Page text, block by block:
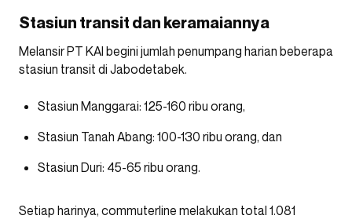
Stasiun transit dan keramaiannya
Melansir PT KAI begini jumlah penumpang harian beberapa
stasiun transit di Jabodetabek.
Stasiun Manggarai: 125-160 ribu orang,
Stasiun Tanah Abang: 100-130 ribu orang, dan
Stasiun Duri: 45-65 ribu orang.
Setiap harinya, commuterline melakukan total 1.081